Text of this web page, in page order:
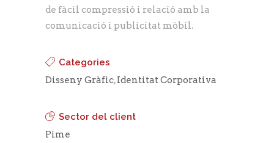
de fàcil compressió i relació amb la
comunicació i publicitat mòbil.
Categories
Disseny Gràfic,Identitat Corporativa
Sector del client
Pime